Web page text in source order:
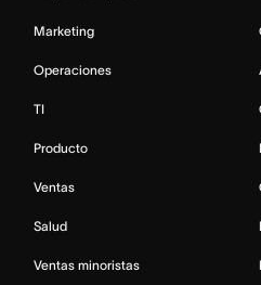
Marketing
Operaciones
TI
Producto
Ventas
Salud
Ventas minoristas